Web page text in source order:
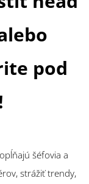
pod
šéfovia a
strážiť trendy,